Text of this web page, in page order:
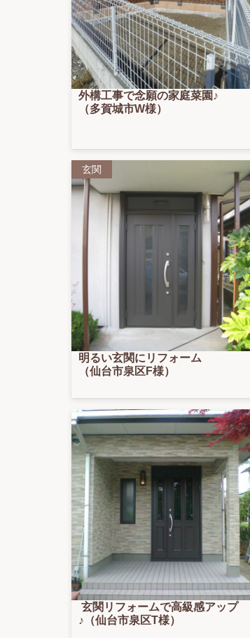
外構工事で念願の家庭菜園♪
（多賀城市W様）
玄関
明るい玄関にリフォーム
（仙台市泉区F様）
玄関リフォームで高級感アップ
♪（仙台市泉区T様）